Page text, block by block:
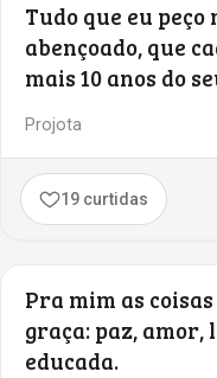
Tudo que eu
abençoado, que
mais 10 anos do
Projota
19 curtidas
Pra mim as
graça: paz, amor,
educada.